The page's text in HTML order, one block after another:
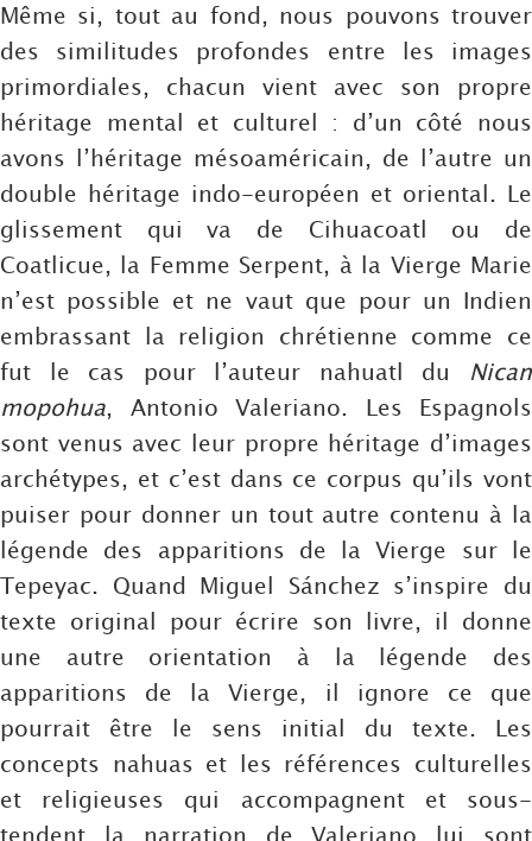
Même si, tout au fond, nous pouvons trouver
des similitudes profondes entre les images
primordiales, chacun vient avec son propre
héritage mental et culturel : d’un côté nous
avons l’héritage mésoaméricain, de l’autre un
double héritage indo-européen et oriental. Le
glissement qui va de Cihuacoatl ou de
Coatlicue, la Femme Serpent, à la Vierge Marie
n’est possible et ne vaut que pour un Indien
embrassant la religion chrétienne comme ce
fut le cas pour l’auteur nahuatl du Nican
mopohua, Antonio Valeriano. Les Espagnols
sont venus avec leur propre héritage d’images
archétypes, et c’est dans ce corpus qu’ils vont
puiser pour donner un tout autre contenu à la
légende des apparitions de la Vierge sur le
Tepeyac. Quand Miguel Sánchez s’inspire du
texte original pour écrire son livre, il donne
une autre orientation à la légende des
apparitions de la Vierge, il ignore ce que
pourrait être le sens initial du texte. Les
concepts nahuas et les références culturelles
et religieuses qui accompagnent et sous-
tendent la narration de Valeriano lui sont